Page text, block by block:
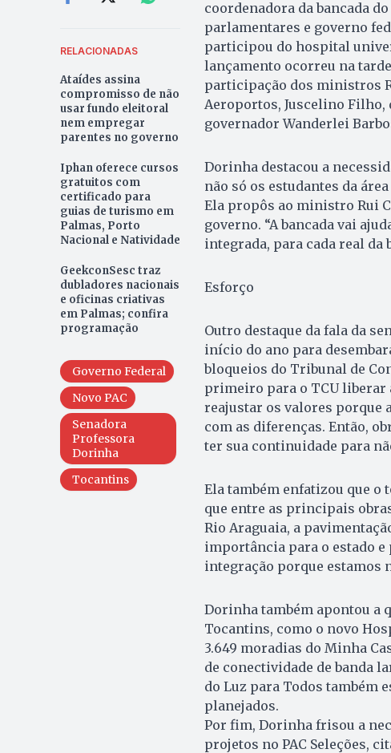
RELACIONADAS
Ataídes assina
compromisso de não
usar fundo eleitoral
nem empregar
parentes no governo
Iphan oferece cursos
gratuitos com
certificado para
guias de turismo em
Palmas, Porto
Nacional e Natividade
GeekconSesc traz
dubladores nacionais
e oficinas criativas
em Palmas; confira
programação
Governo Federal
Novo PAC
Senadora
Professora
Dorinha
Tocantins
coordenadora da bancada
parlamentares e governo
participou do hospital
lançamento ocorreu na
participação dos ministros
Aeroportos, Juscelino Filho,
governador Wanderlei
Dorinha destacou a
não só os estudantes da
Ela propôs ao ministro Rui
governo. “A bancada vai
integrada, para cada real da
Esforço
Outro destaque da fala da
início do ano para
bloqueios do Tribunal de
primeiro para o TCU liberar
reajustar os valores porque
com as diferenças. Então,
ter sua continuidade para
Ela também enfatizou que o
que entre as principais
Rio Araguaia, a
importância para o estado e
integração porque estamos
Dorinha também apontou a
Tocantins, como o novo
3.649 moradias do Minha
de conectividade de banda
do Luz para Todos também
planejados.
Por fim, Dorinha frisou a
projetos no PAC Seleções,